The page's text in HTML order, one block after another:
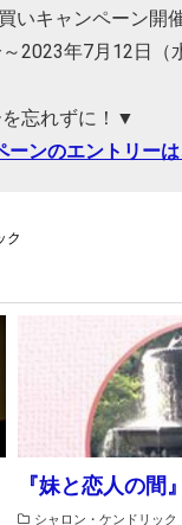
いキャンペーン開
2023年7月12日（
忘れずに！▼
ンのエントリーは
ク
『妹と恋人の間
シャロン・ケンドリック